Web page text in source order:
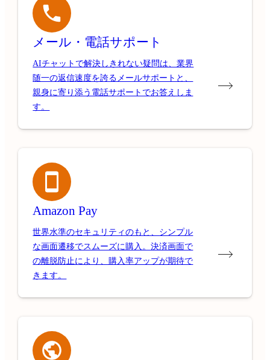
メール・電話サポート
AIチャットで解決しきれない疑問は、業界
随一の返信速度を誇るメールサポートと、
親身に寄り添う電話サポートでお答えしま
す。
Amazon Pay
世界水準のセキュリティのもと、シンプル
な画面遷移でスムーズに購入。決済画面で
の離脱防止により、購入率アップが期待で
きます。